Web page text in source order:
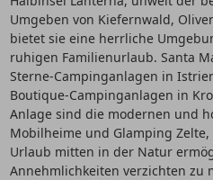
Umgeben von Kiefernwald,
bietet sie eine herrliche
ruhigen Familienurlaub. Santa
Sterne-Campinganlagen in
Boutique-Campinganlagen in
Anlage sind die modernen und
Mobilheime und Glamping
Urlaub mitten in der Natur
Annehmlichkeiten verzichten zu